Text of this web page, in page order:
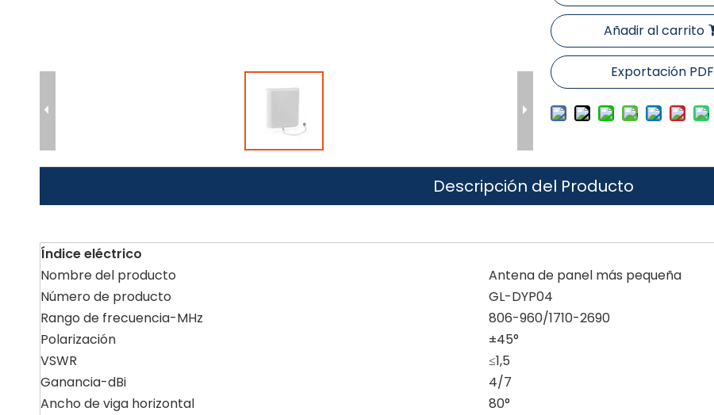
Añadir al carrito
Exportación PDF
Descripción del Producto
Índice eléctrico
Nombre del producto
Antena de panel más pequeña
Número de producto
GL-DYP04
Rango de frecuencia-MHz
806-960/1710-2690
Polarización
±45°
VSWR
≤1,5
Ganancia-dBi
4/7
Ancho de viga horizontal
80°